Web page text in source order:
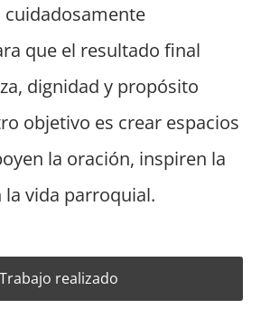
cuidadosamente
que el resultado final
dignidad y propósito
objetivo es crear espacios
la oración, inspiren la
vida parroquial.
Trabajo realizado